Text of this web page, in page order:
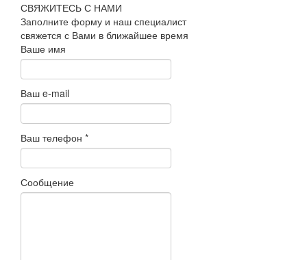
СВЯЖИТЕСЬ С НАМИ
Заполните форму и наш специалист
свяжется с Вами в ближайшее время
Ваше имя
Ваш e-mail
Ваш телефон *
Сообщение